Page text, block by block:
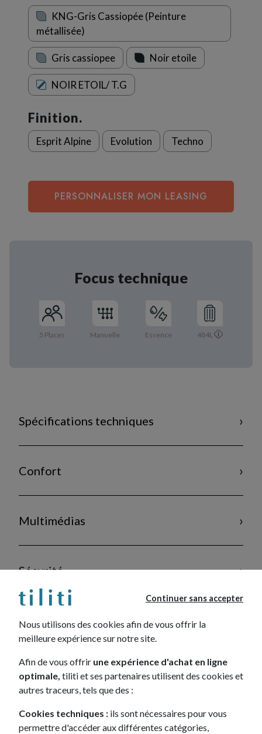
Continuer sans accepter
Nous utilisons des cookies afin de vous offrir la
meilleure expérience sur notre site.
Afin de vous offrir une expérience d'achat en ligne
optimale, tiliti et ses partenaires utilisent des cookies et
autres traceurs, tels que des :
Cookies techniques : ils sont nécessaires pour vous
permettre d'accéder aux différentes catégories,
KNG-Gris Cassiopée (Peinture
métallisée)
Gris cassiopee Noir etoile
NOIR ETOIL/ T.G
Finition.
Esprit Alpine Evolution Techno
PERSONNALISER MON LEASING
Focus technique
5 Places Manuelle Essence 484L
Spécifications techniques
Confort
Multimédias
Sécurité
Options